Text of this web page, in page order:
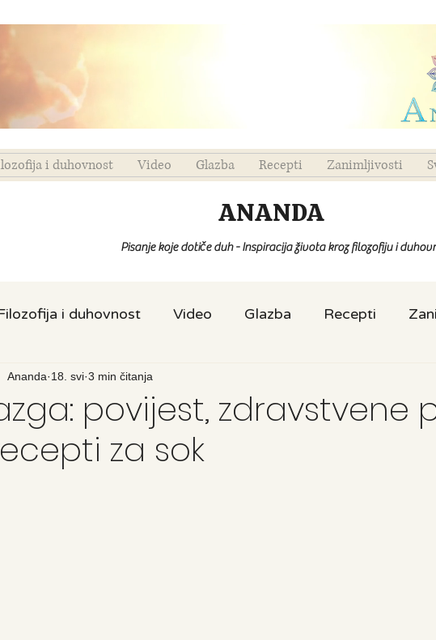
i duhovnost Video Glazba Recepti Zanimljivosti
ANANDA
Pisanje koje dotiče duh - Inspiracija života kroz filozofiju i
i duhovnost Video Glazba Recepti
Svijet
povijest, zdravstvene
za sok
Ananda 18. svi 3 min čitanja